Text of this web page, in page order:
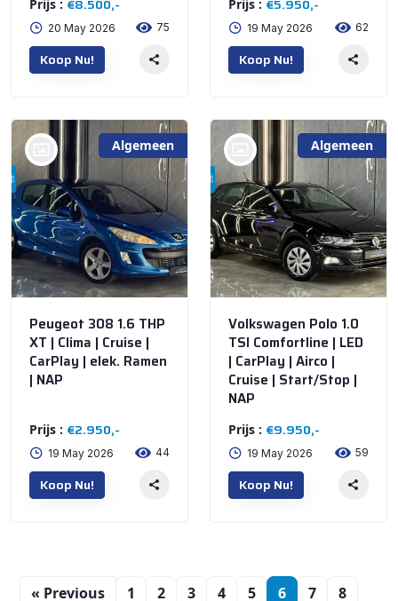
Prijs : €8.500,-
20 May 2026 75
Koop Nu!
Prijs : €5.950,-
19 May 2026 62
Koop Nu!
Algemeen
bij @De Waai Auto's
Peugeot 308 1.6 THP
XT | Clima | Cruise |
CarPlay | elek. Ramen
| NAP
Prijs : €2.950,-
19 May 2026 44
Koop Nu!
Algemeen
bij @De Waai Auto's
Volkswagen Polo 1.0
TSI Comfortline | LED
| CarPlay | Airco |
Cruise | Start/Stop |
NAP
Prijs : €9.950,-
19 May 2026 59
Koop Nu!
« Previous 1 2 3 4 5 6 7
8